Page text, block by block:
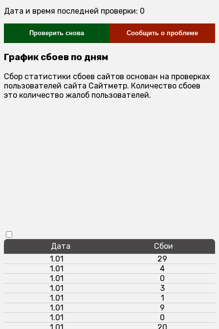
Дата и время последней проверки: 0
Проверить снова Сообщить о проблеме
График сбоев по дням
Сбор статистики сбоев сайтов основан на проверках
пользователей сайта Сайтметр. Количество сбоев
это количество жалоб пользователей.
Дата
Сбои
1.01
29
1.01
4
1.01
0
1.01
3
1.01
1
1.01
9
1.01
0